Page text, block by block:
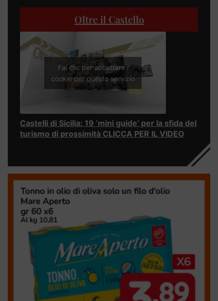
Oltre il Castello
Fai clic per accettare i
cookie per questo servizio
Castelli di Sicilia: 19 ‘mini guide’ per la sfida del
turismo di prossimità CLICCA PER IL VIDEO